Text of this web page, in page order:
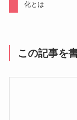
化とは
この記事を